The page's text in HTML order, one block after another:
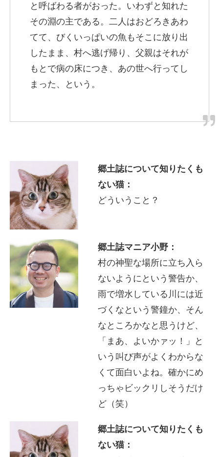
と呼ばわる者がおった。いわずと知れた
その淵の主である。二人はおどろきあわ
てて、びくいっぱいの魚もそこに放り出
したまま、村へ逃げ帰り、父親はそれが
もとで病の床につき、あの世へ行ってし
まった、という。
郷土誌について知りたくも
ない猫：
どういうこと？
郷土誌マニア小野：
村の神聖な場所に立ち入ら
ないようにという警告か、
雨で増水している川には近
づくなという警鐘か、そん
なところかなと思うけど、
「まあ、よいかァッ！」と
いう叫び声がよくわからな
くて面白いよね。確かにめ
っちゃビックリしそうだけ
ど（笑）
郷土誌について知りたくも
ない猫：